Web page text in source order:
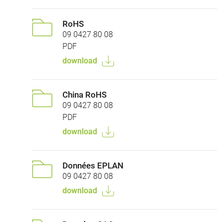
RoHS
09 0427 80 08
PDF
download
China RoHS
09 0427 80 08
PDF
download
Données EPLAN
09 0427 80 08
download